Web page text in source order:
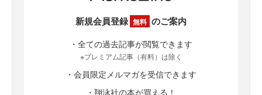
新規会員登録 無料 のご案内
・全ての過去記事が閲覧できます
※プレミアム記事（有料）は除く
・会員限定メルマガを受信できます
・翔泳社の本が買える！